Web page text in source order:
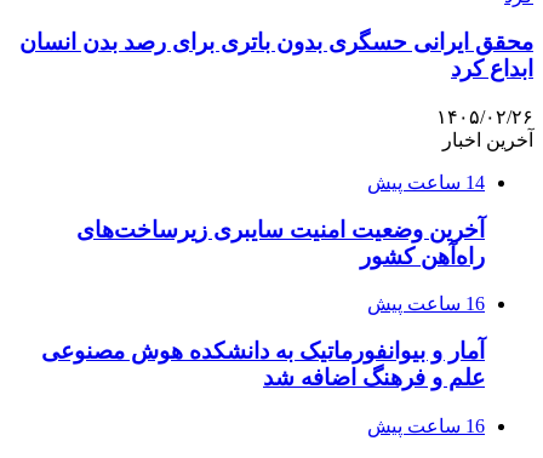
محقق ایرانی حسگری بدون باتری برای رصد بدن انسان
ابداع کرد
۱۴۰۵/۰۲/۲۶
آخرین اخبار
14 ساعت پیش
آخرین وضعیت امنیت سایبری زیرساخت‌های
راه‌آهن کشور
16 ساعت پیش
آمار و بیوانفورماتیک به دانشکده هوش مصنوعی
علم و فرهنگ اضافه شد
16 ساعت پیش